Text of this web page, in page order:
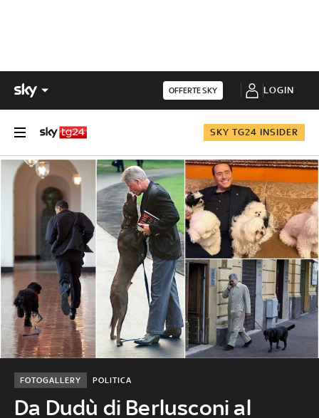
OFFERTE SKY LOGIN
SKY TG24 INSIDER
Da Dudù di Berlusconi al
POLITICA
FOTOGALLERY